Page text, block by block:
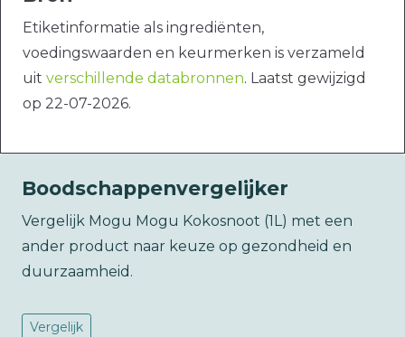
Etiketinformatie als ingrediënten,
voedingswaarden en keurmerken is verzameld
uit verschillende databronnen. Laatst gewijzigd
op 22-07-2026.
Boodschappenvergelijker
Vergelijk Mogu Mogu Kokosnoot (1L) met een
ander product naar keuze op gezondheid en
duurzaamheid.
Vergelijk